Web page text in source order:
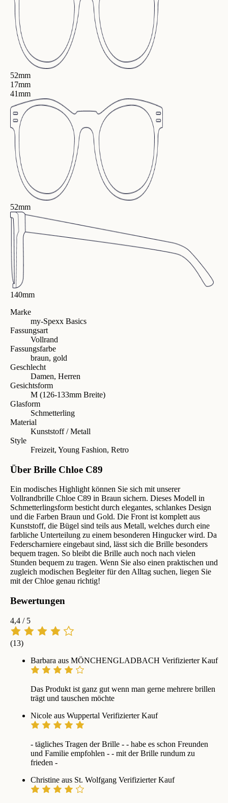
52mm
17mm
41mm
52mm
140mm
Marke
my-Spexx Basics
Fassungsart
Vollrand
Fassungsfarbe
braun, gold
Geschlecht
Damen, Herren
Gesichtsform
M (126-133mm Breite)
Glasform
Schmetterling
Material
Kunststoff / Metall
Style
Freizeit, Young Fashion, Retro
Über Brille Chloe C89
Ein modisches Highlight können Sie sich mit unserer
Vollrandbrille Chloe C89 in Braun sichern. Dieses Modell in
Schmetterlingsform besticht durch elegantes, schlankes Design
und die Farben Braun und Gold. Die Front ist komplett aus
Kunststoff, die Bügel sind teils aus Metall, welches durch eine
farbliche Unterteilung zu einem besonderen Hingucker wird. Da
Federscharniere eingebaut sind, lässt sich die Brille besonders
bequem tragen. So bleibt die Brille auch noch nach vielen
Stunden bequem zu tragen. Wenn Sie also einen praktischen und
zugleich modischen Begleiter für den Alltag suchen, liegen Sie
mit der Chloe genau richtig!
Bewertungen
4,4 / 5
(13)
Barbara aus MÖNCHENGLADBACH Verifizierter Kauf
Das Produkt ist ganz gut wenn man gerne mehrere brillen
trägt und tauschen möchte
Nicole aus Wuppertal Verifizierter Kauf
- tägliches Tragen der Brille - - habe es schon Freunden
und Familie empfohlen - - mit der Brille rundum zu
frieden -
Christine aus St. Wolfgang Verifizierter Kauf